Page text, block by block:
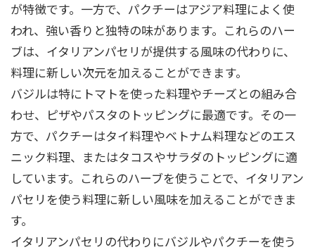
が特徴です。一方で、パクチーはアジア料理によく使
われ、強い香りと独特の味があります。これらのハー
ブは、イタリアンパセリが提供する風味の代わりに、
料理に新しい次元を加えることができます。
バジルは特にトマトを使った料理やチーズとの組み合
わせ、ピザやパスタのトッピングに最適です。その一
方で、パクチーはタイ料理やベトナム料理などのエス
ニック料理、またはタコスやサラダのトッピングに適
しています。これらのハーブを使うことで、イタリアン
パセリを使う料理に新しい風味を加えることができま
す。
イタリアンパセリの代わりにバジルやパクチーを使う